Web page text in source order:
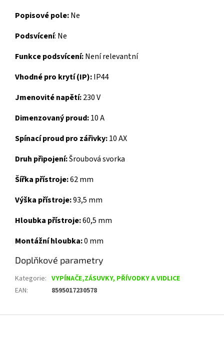
Popisové pole:Ne
Podsvícení: Ne
Funkce podsvícení:Není relevantní
Vhodné pro krytí (IP):IP44
Jmenovité napětí:230 V
Dimenzovaný proud:10 A
Spínací proud pro zářivky:10 AX
Druh připojení:Šroubová svorka
Šířka přístroje:62 mm
Výška přístroje:93,5 mm
Hloubka přístroje:60,5 mm
Montážní hloubka:0 mm
Doplňkové parametry
Kategorie: VYPÍNAČE,ZÁSUVKY, PŘÍVODKY A VIDLICE
EAN: 8595017230578